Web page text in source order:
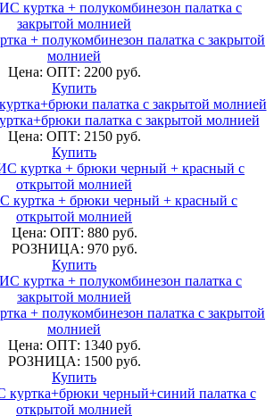
+ полукомбинезон палатка с закрытой
молнией
Цена: ОПТ: 2200 руб.
Купить
палатка с закрытой молнией
Цена: ОПТ: 2150 руб.
Купить
+ брюки черный + красный с
открытой молнией
Цена: ОПТ: 880 руб.
РОЗНИЦА: 970 руб.
Купить
+ полукомбинезон палатка с закрытой
молнией
Цена: ОПТ: 1340 руб.
РОЗНИЦА: 1500 руб.
Купить